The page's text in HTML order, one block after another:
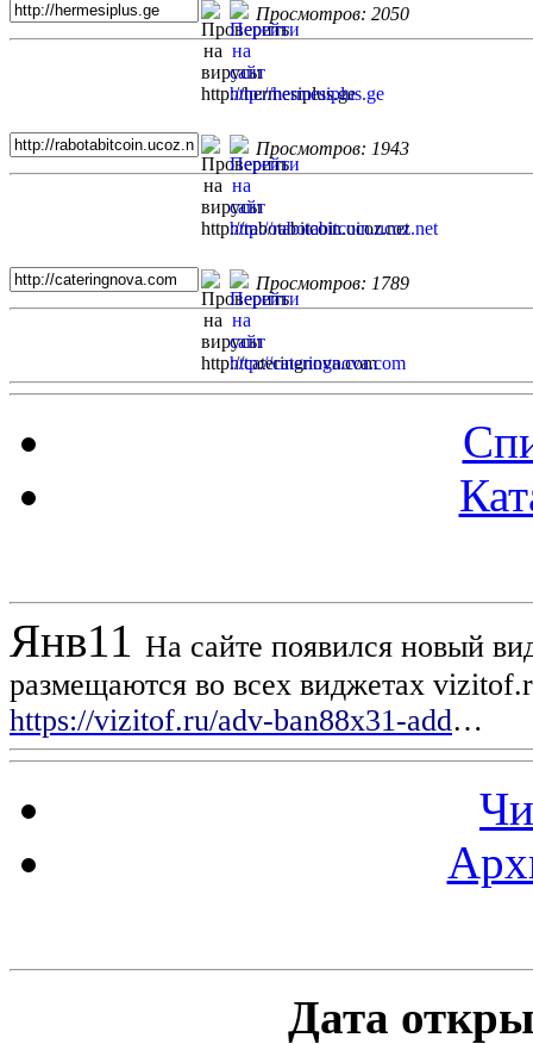
Просмотров: 2050
Просмотров: 1943
Просмотров: 1789
Янв11 На сайте появился новый
размещаются во всех виджетах
https://vizitof.ru/adv-ban88x31-add…
Дата